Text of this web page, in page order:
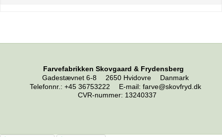
Farvefabrikken Skovgaard & Frydensberg
Gadestævnet 6-8
2650 Hvidovre
Danmark
Telefonnr. : +45 36753222 E-mail: farve@skovfryd.dk
CVR-nummer: 13240337